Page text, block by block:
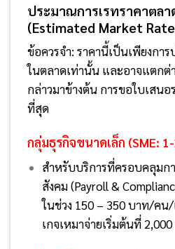
ประมาณการเรทราคาตล
(Estimated Market
ข้อควรจำ: ราคานี้เป็นเพียงกา
ในตลาดเท่านั้น และอาจแตกต่
กล่าวมาข้างต้น การขอใบเสนอ
ที่สุด
กลุ่มธุรกิจขนาดเล็ก (SME:
สำหรับบริการที่ครอบคลุม
สังคม (Payroll &
ในช่วง 150 – 350 บาท/ค
เกจเหมาจ่ายเริ่มต้นที่